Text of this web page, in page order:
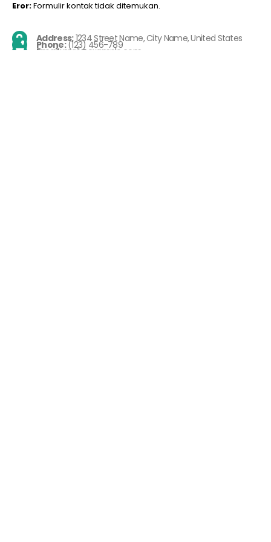
Eror:Formulir kontak tidak ditemukan.
Address:1234 Street Name, City Name, United States
Phone:(123) 456-789
Email:mail@example.com